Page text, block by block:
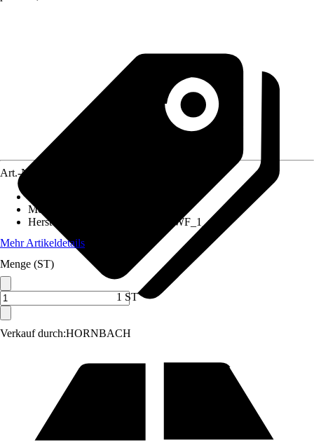
Verkauf durch:HORNBACH
Art.-Nr.
Montageart
Herstellerartikelnummer
Shelly_WF_1_s
Mehr Artikeldetails
Menge (ST)
1 ST